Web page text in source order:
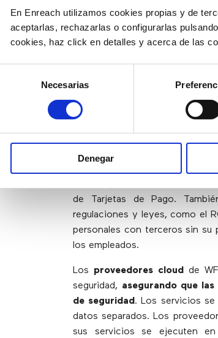
En Enreach utilizamos cookies propias y de
aceptarlas, rechazarlas o configurarlas
cookies, haz click en detalles y acerca de las
consentimiento
Necesarias
Denegar
gerentes imaginar escenarios
hacer frente a todas las
servicio al cliente,
haciendo
cumplimiento
Éstas son preocupaciones
afectar a la confianza del
de Tarjetas de Pago.
regulaciones y leyes, como el
personales con terceros sin su
los empleados.
Los proveedores cloudde
seguridad, asegurando que
de seguridad. Los servicios
datos separados. Los
sus servicios se ejecuten